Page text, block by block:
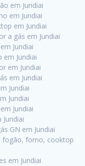
em Jundiai
em Jundiai
em Jundiai
a gás em Jundiai
Jundiai
Jundiai
em Jundiai
em Jundiai
Jundiai
Jundiai
Jundiai
GN em Jundiai
fogão, forno, cooktop
em Jundiai